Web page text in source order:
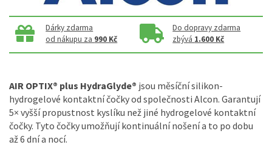
Dárky zdarma
od nákupu za 990 Kč
Do dopravy zdarma
zbývá 1.600 Kč
AIR OPTIX® plus HydraGlyde® jsou měsíční silikon-
hydrogelové kontaktní čočky od společnosti Alcon. Garantují
5× vyšší propustnost kyslíku než jiné hydrogelové kontaktní
čočky. Tyto čočky umožňují kontinuální nošení a to po dobu
až 6 dní a nocí.